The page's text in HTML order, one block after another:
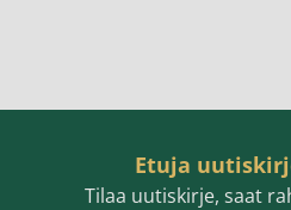
Etuja
Tilaa uutiskirje, saat